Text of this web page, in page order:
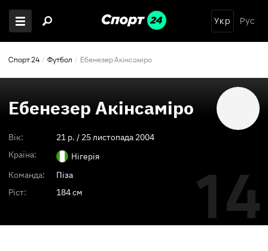
Укр Рус
Спорт 24 Футбол Ебенезер Акінсаміро
Ебенезер Акінсаміро
Вік: 21 p. / 25 листопада 2004
Країна:
Нігерія
Команда:
Піза
Ріст:
184 см 14